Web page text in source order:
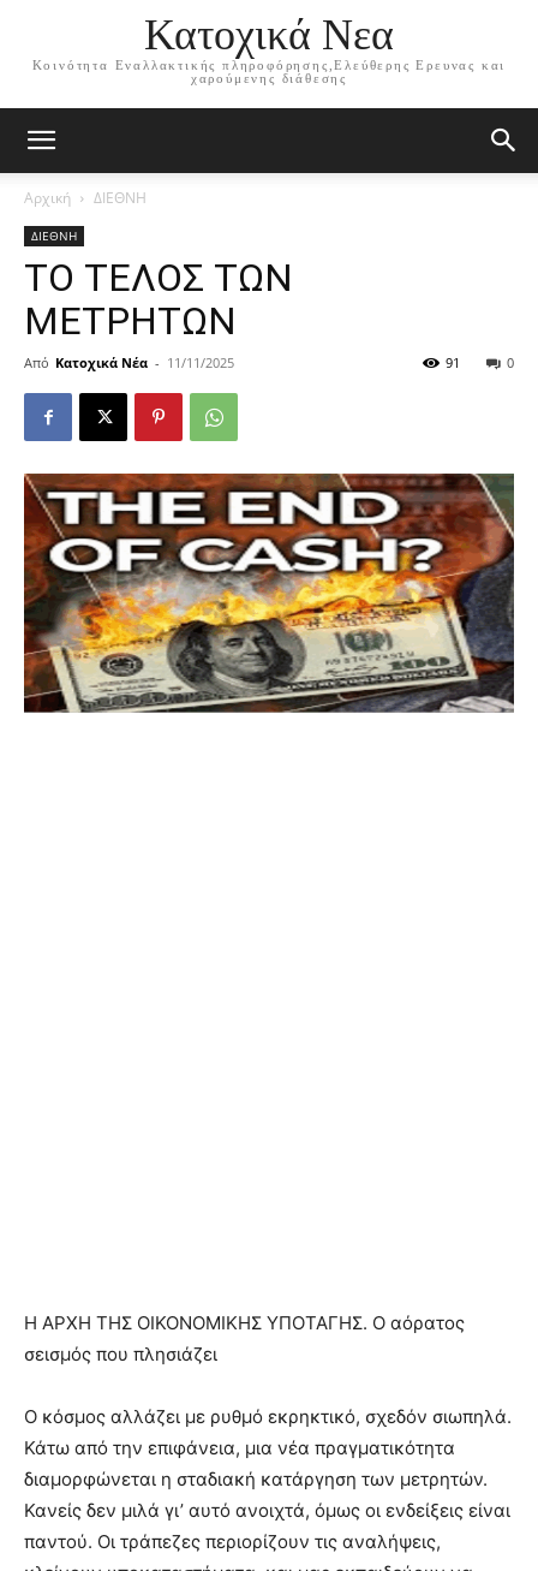
Κατοχικά Νεα
Κοινότητα Εναλλακτικής πληροφόρησης,Ελεύθερης Ερευνας και
χαρούμενης διάθεσης
Αρχική ΔΙΕΘΝΗ
ΔΙΕΘΝΗ
ΤΟ ΤΕΛΟΣ ΤΩΝ
ΜΕΤΡΗΤΩΝ
Από Κατοχικά Νέα - 11/11/2025 0
91
Η ΑΡΧΗ ΤΗΣ ΟΙΚΟΝΟΜΙΚΗΣ ΥΠΟΤΑΓΗΣ. Ο αόρατος
σεισμός που πλησιάζει
Ο κόσμος αλλάζει με ρυθμό εκρηκτικό, σχεδόν σιωπηλά.
Κάτω από την επιφάνεια, μια νέα πραγματικότητα
διαμορφώνεται η σταδιακή κατάργηση των μετρητών.
Κανείς δεν μιλά γι’ αυτό ανοιχτά, όμως οι ενδείξεις είναι
παντού. Οι τράπεζες περιορίζουν τις αναλήψεις,